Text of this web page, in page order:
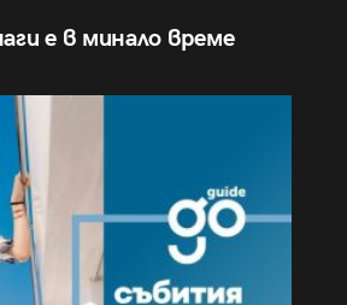
е в минало време